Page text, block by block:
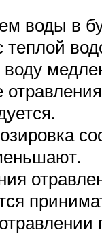
воды в
теплой